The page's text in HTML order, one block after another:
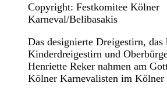
Copyright: Festkomitee Kölner
Karneval/Belibasakis
Das designierte Dreigestirn, das
Kinderdreigestirn und
Henriette Reker nahmen am
Kölner Karnevalisten im